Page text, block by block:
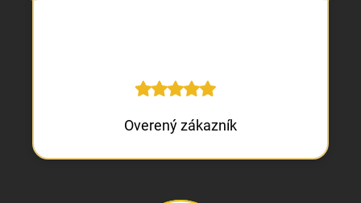
Overený zákazník